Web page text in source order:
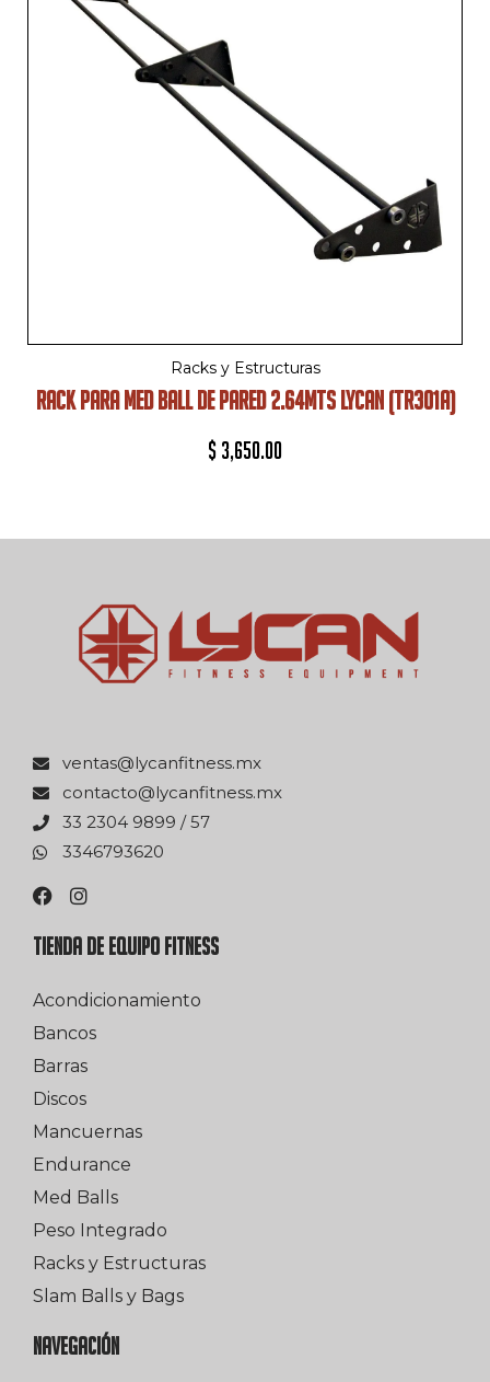
Racks y Estructuras
RACK PARA MED BALL DE PARED 2.64MTS LYCAN (TR301A)
$ 3,650.00
xm.ssentifnacyl@satnev
xm.ssentifnacyl@otcatnoc
75 / 9989 4032 33
0263976433
TIENDA DE EQUIPO FITNESS
Acondicionamiento
Bancos
Barras
Discos
Mancuernas
Endurance
Med Balls
Peso Integrado
Racks y Estructuras
Slam Balls y Bags
NAVEGACIÓN